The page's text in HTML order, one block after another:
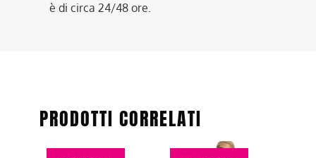
è di circa 24/48 ore.
PRODOTTI CORRELATI
Questo
Questo